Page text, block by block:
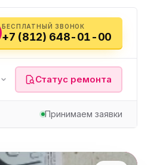
БЕСПЛАТНЫЙ ЗВОНОК
+7 (812) 648-01-00
Статус ремонта
Принимаем заявки